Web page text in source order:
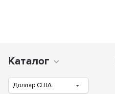
Каталог